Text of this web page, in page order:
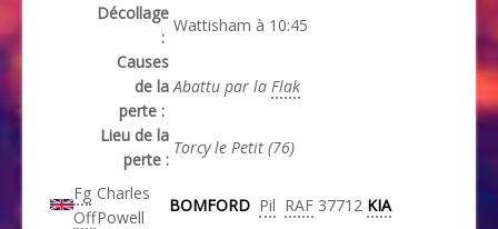
Décollage
:
Wattisham à 10:45
Causes
de la
perte :
Abattu par la Flak
Lieu de la
perte :
Torcy le Petit (76)
Fg
Off
Charles
Powell
BOMFORD Pil RAF 37712 KIA